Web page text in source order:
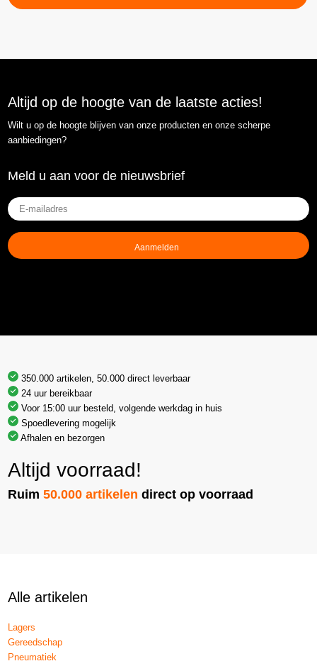
Altijd op de hoogte van de laatste acties!
Wilt u op de hoogte blijven van onze producten en onze scherpe
aanbiedingen?
Meld u aan voor de nieuwsbrief
E-
mailadres
(Vereist)
350.000 artikelen, 50.000 direct leverbaar
24 uur bereikbaar
Voor 15:00 uur besteld, volgende werkdag in huis
Spoedlevering mogelijk
Afhalen en bezorgen
Altijd voorraad!
Ruim50.000 artikelen direct op voorraad
Alle artikelen
Lagers
Gereedschap
Pneumatiek